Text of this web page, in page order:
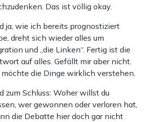
Das ist völlig okay.
ja, wie ich bereits prognostiziert
dreht sich wieder alles um
und „die Linken“. Fertig ist die
auf alles. Gefällt mir aber nicht.
möchte die Dinge wirklich verstehen.
zum Schluss: Woher willst du
wer gewonnen oder verloren hat,
die Debatte hier doch gar nicht